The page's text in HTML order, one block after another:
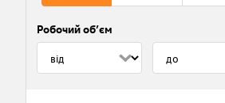
Робочий об’єм